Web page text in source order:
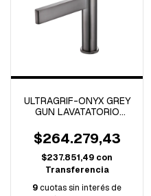
ULTRAGRIF-ONYX GREY
GUN LAVATATORIO
-UGL1013GG01-
$264.279,43
$237.851,49 con
Transferencia
9cuotas sin interés de